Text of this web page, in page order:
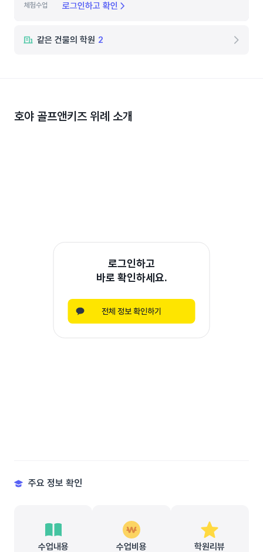
체험수업 로그인하고 확인
같은 건물의 학원 2
호야 골프앤키즈 위례 소개
로그인하고
바로 확인하세요.
전체 정보 확인하기
주요 정보 확인
수업내용 수업비용 학원리뷰